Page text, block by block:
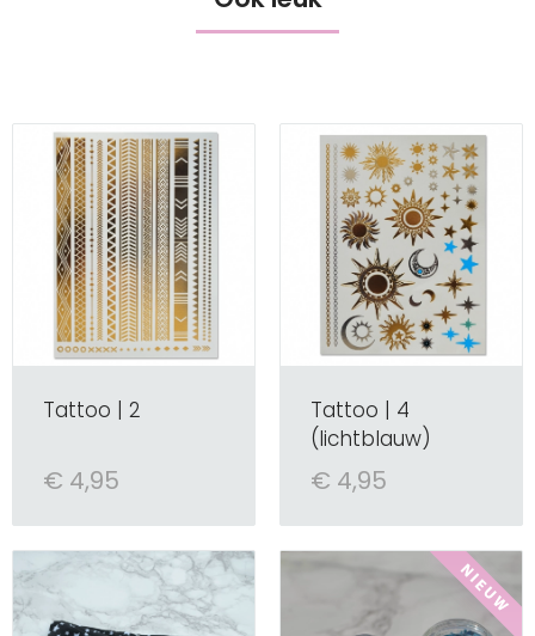
Tattoo | 2
€ 4,95
Tattoo | 4
(lichtblauw)
€ 4,95